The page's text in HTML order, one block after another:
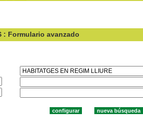
: Formulario avanzado